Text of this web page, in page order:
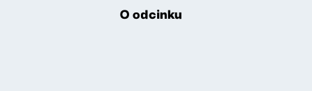
O odcinku